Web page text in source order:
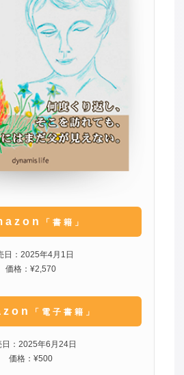
「書籍」
日：2025年4月1日
価格：¥2,570
「電子書籍」
日：2025年6月24日
価格：¥500